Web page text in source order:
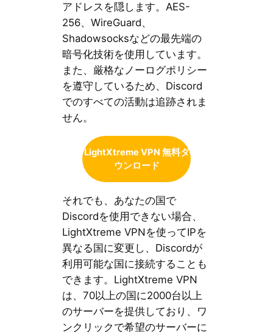
アドレスを隠します。AES-
256、WireGuard、
Shadowsocksなどの最先端の
暗号化技術を使用しています。
また、厳格なノーログポリシー
を遵守しているため、Discord
でのすべての活動は追跡されま
せん。
LightXtreme VPN 無料ダ
ウンロード
それでも、あなたの国で
Discordを使用できない場合、
LightXtreme VPNを使ってIPを
異なる国に変更し、Discordが
利用可能な国に接続することも
できます。LightXtreme VPN
は、70以上の国に2000台以上
のサーバーを提供しており、ワ
ンクリックで希望のサーバーに